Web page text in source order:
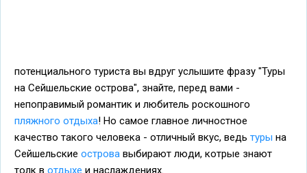
потенциального туриста вы вдруг услышите фразу "Туры
на Сейшельские острова", знайте, перед вами -
непоправимый романтик и любитель роскошного
пляжного отдыха! Но самое главное личностное
качество такого человека - отличный вкус, ведь туры на
Сейшельские острова выбирают люди, котрые знают
толк в отдыхе и наслаждениях.